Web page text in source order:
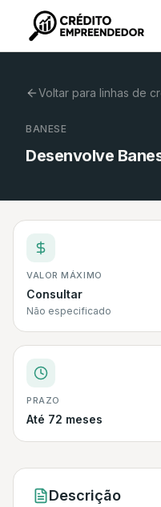
Voltar para linhas de
BANESE
Desenvolve
VALOR MÁXIMO
Consultar
Não especificado
PRAZO
Até 72 meses
Descrição